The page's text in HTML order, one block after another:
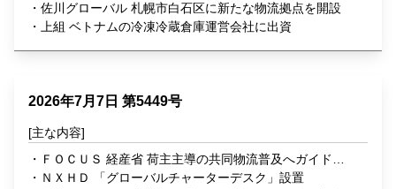
０・３％減
佐川グローバル 札幌市白石区に新たな物流拠点を開設
上組 ベトナムの冷凍冷蔵倉庫運営会社に出資
2026年7月7日 第5449号
ＦＯＣＵＳ 経産省 荷主主導の共同物流普及へガイドラ
イン策定
ＮＸＨＤ 「グローバルチャーターデスク」設置